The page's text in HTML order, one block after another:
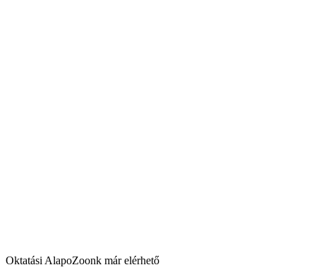
Oktatási AlapoZoonk már elérhető